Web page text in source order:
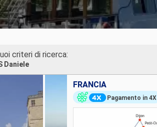
criteri di ricerca:
Daniele
FRANCIA
Pagamento in 4X